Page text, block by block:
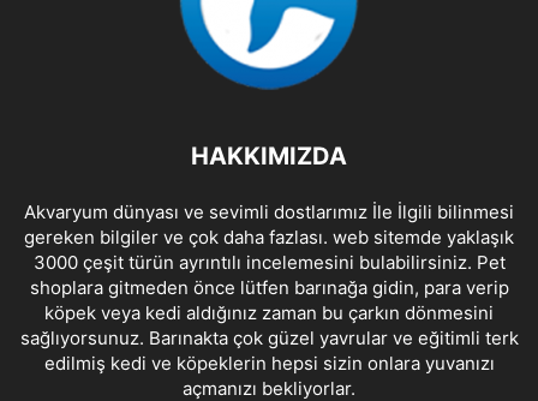
HAKKIMIZDA
Akvaryum dünyası ve sevimli dostlarımız İle İlgili bilinmesi
gereken bilgiler ve çok daha fazlası. web sitemde yaklaşık
3000 çeşit türün ayrıntılı incelemesini bulabilirsiniz. Pet
shoplara gitmeden önce lütfen barınağa gidin, para verip
köpek veya kedi aldığınız zaman bu çarkın dönmesini
sağlıyorsunuz. Barınakta çok güzel yavrular ve eğitimli terk
edilmiş kedi ve köpeklerin hepsi sizin onlara yuvanızı
açmanızı bekliyorlar.